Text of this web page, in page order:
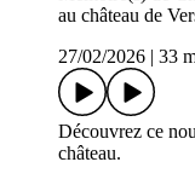
au château de
27/02/2026
33
Découvrez ce
château.